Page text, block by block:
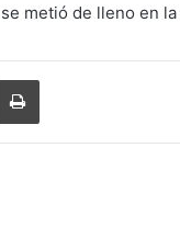
metió de lleno en
Imprimir